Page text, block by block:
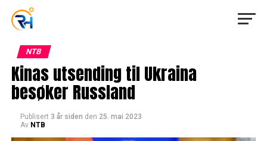
NTB
Kinas utsending til Ukraina
besøker Russland
Publisert 3 år siden den 25. mai 2023
Av NTB